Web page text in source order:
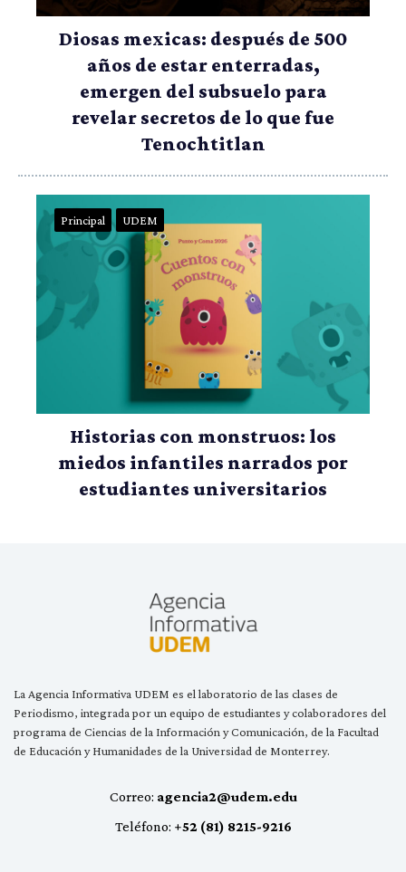
Diosas mexicas: después de 500
años de estar enterradas,
emergen del subsuelo para
revelar secretos de lo que fue
Tenochtitlan
Principal UDEM
Historias con monstruos: los
miedos infantiles narrados por
estudiantes universitarios
La Agencia Informativa UDEM es el laboratorio de las clases de
Periodismo, integrada por un equipo de estudiantes y colaboradores del
programa de Ciencias de la Información y Comunicación, de la Facultad
de Educación y Humanidades de la Universidad de Monterrey.
Correo: agencia2@udem.edu
Teléfono: +52 (81) 8215-9216